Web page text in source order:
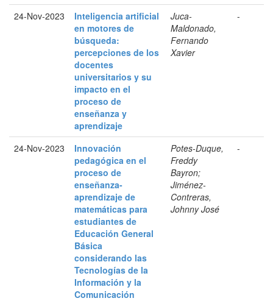
24-Nov-2023
Inteligencia artificial
en motores de
búsqueda:
percepciones de los
docentes
universitarios y su
impacto en el
proceso de
enseñanza y
aprendizaje
Juca-
Maldonado,
Fernando
Xavier
-
24-Nov-2023
Innovación
pedagógica en el
proceso de
enseñanza-
aprendizaje de
matemáticas para
estudiantes de
Educación General
Básica
considerando las
Tecnologías de la
Información y la
Comunicación
Potes-Duque,
Freddy
Bayron;
Jiménez-
Contreras,
Johnny José
-